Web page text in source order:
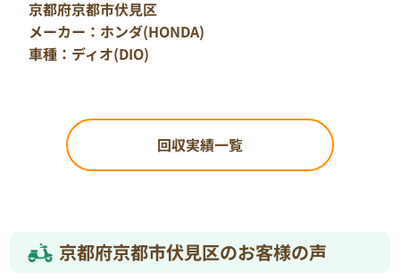
ます、あと廃車の手続きも一緒にお願い出来ます
か？」というお話でしたので、回収と併せて廃車手続
きの代行も承りました。
躍してくれると嬉しいです！」と言って送り出してい
ただきました。
回収後、一か月ほどして廃車の手続きも無事完了
この度回収させていただいたM様の愛車も当社の専用
ヤードにて大事にリユース・リサイクルをさせていた
京都府京都市伏見区
メーカー：ホンダ(HONDA)
車種：ディオ(DIO)
回収実績一覧
京都府京都市伏見区のお客様の声